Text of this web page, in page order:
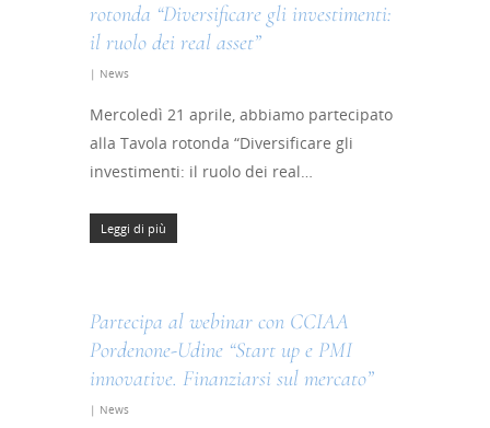
rotonda “Diversificare gli investimenti:
il ruolo dei real asset”
| News
Mercoledì 21 aprile, abbiamo partecipato
alla Tavola rotonda “Diversificare gli
investimenti: il ruolo dei real…
Leggi di più
Partecipa al webinar con CCIAA
Pordenone-Udine “Start up e PMI
innovative. Finanziarsi sul mercato”
| News